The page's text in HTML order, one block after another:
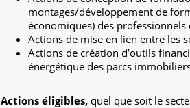
montages/développement de
économiques) des
Actions de mise en lien entre les
Actions de création d’outils
énergétique des parcs
Actions éligibles, quel que soit le